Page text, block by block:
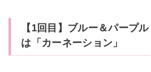
【1回目】ブルー＆パープ
は「カーネーション」